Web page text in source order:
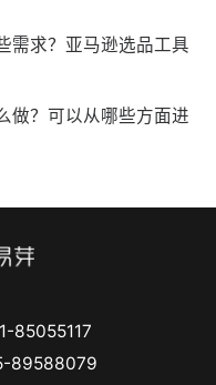
需求？亚马逊选品工具
做？可以从哪些方面进
85055117
89588079